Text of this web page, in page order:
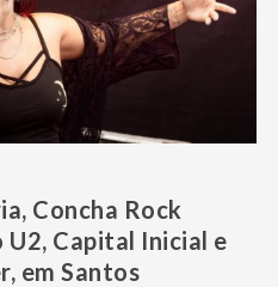
Concha Rock
Capital Inicial e
em Santos